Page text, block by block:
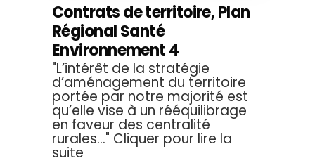
Contrats de territoire, Plan
Régional Santé
Environnement 4
"L’intérêt de la stratégie
d’aménagement du territoire
portée par notre majorité est
qu’elle vise à un rééquilibrage
en faveur des centralité
rurales..." Cliquer pour lire la
suite